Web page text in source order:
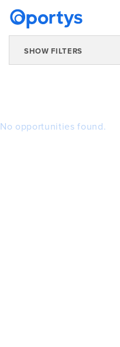
SHOW FILTERS
No opportunities found.